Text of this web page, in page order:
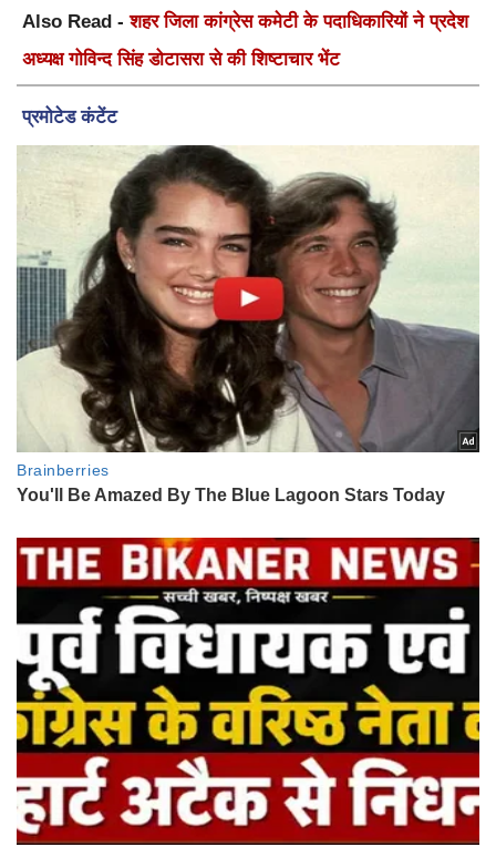
Also Read -शहर जिला कांग्रेस कमेटी के पदाधिकारियों ने प्रदेश
अध्यक्ष गोविन्द सिंह डोटासरा से की शिष्टाचार भेंट